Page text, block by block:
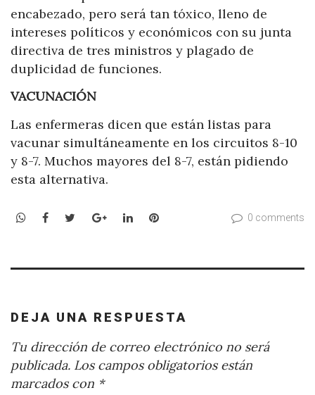
encabezado, pero será tan tóxico, lleno de
intereses políticos y económicos con su junta
directiva de tres ministros y plagado de
duplicidad de funciones.
VACUNACIÓN
Las enfermeras dicen que están listas para
vacunar simultáneamente en los circuitos 8-10
y 8-7. Muchos mayores del 8-7, están pidiendo
esta alternativa.
WhatsApp
Facebook
TwitterGoogle+LinkedInPinterest 0 comments
DEJA UNA RESPUESTA
Tu dirección de correo electrónico no será
publicada. Los campos obligatorios están
marcados con *